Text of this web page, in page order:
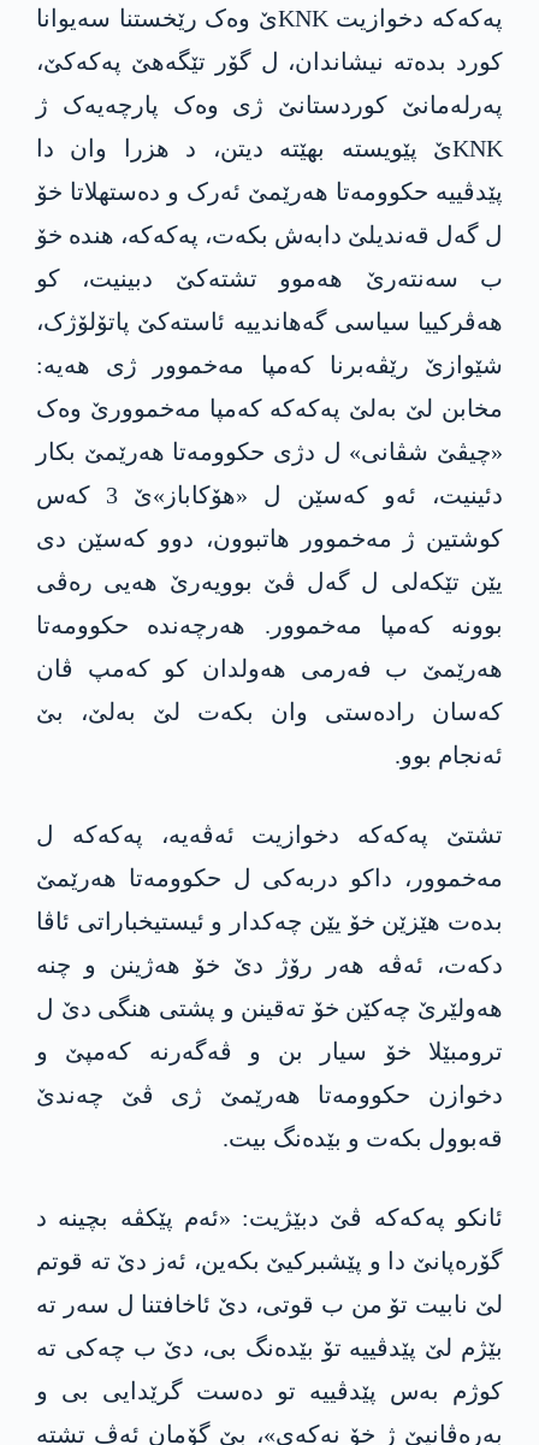
پەکەکە دخوازیت KNKێ وەک رێخستنا سەیوانا
کورد بدەتە نیشاندان، ل گۆر تێگەھێ په‌كه‌كێ،
پەرلەمانێ کوردستانێ ژی وەک پارچەیەک ژ
KNKێ پێویستە بهێتە دیتن، د ھزرا وان دا
پێدڤییه‌ حكوومه‌تا ھەرێمێ ئەرک و دەستھلاتا خۆ
ل گەل قەندیلێ دابەش بکەت، په‌كه‌كه‌، هندە خۆ
ب سەنتەرێ ھەموو تشتەکێ دبینیت، کو
ھەڤرکییا سیاسی گەهاندییە ئاستەکێ پاتۆلۆژک،
شێوازێ رێڤەبرنا کەمپا مه‌خموور ژی ھەیە:
مخابن لێ بەلێ په‌كه‌كه‌ کەمپا مه‌خموورێ وەک
«چیڤێ شڤانی» ل دژی حكوومه‌تا ھەرێمێ بکار
دئینیت، ئەو کەسێن ل «ھۆکاباز»ێ 3 کەس
کوشتین ژ مه‌خموور هاتبوون، دوو کەسێن دی
یێن تێکەلی ل گەل ڤێ بوویەرێ ھەیی رەڤی
بوونە کەمپا مه‌خموور. ھەرچەنده‌ حكوومه‌تا
ھەرێمێ ب فەرمی ھەولدان کو کەمپ ڤان
کەسان رادەستی وان بکەت لێ بەلێ، بێ
ئەنجام بوو.
تشتێ په‌كه‌كه‌ دخوازیت ئەڤەیە، په‌كه‌كه‌ ل
مەخموور، داکو دربەکی ل حكوومه‌تا ھەرێمێ
بدەت ھێزێن خۆ یێن چەکدار و ئیستیخباراتی ئاڤا
دکەت، ئەڤە ھەر رۆژ دێ خۆ ھەژینن و چنە
ھەولێرێ چەکێن خۆ تەقینن و پشتی هنگی دێ ل
ترومبێلا خۆ سیار بن و ڤەگەرنە کەمپێ و
دخوازن حكوومه‌تا ھەرێمێ ژی ڤێ چەندێ
قەبوول بکەت و بێدەنگ بیت.
ئانکو په‌كه‌كه‌ ڤێ دبێژیت: «ئەم پێکڤە بچینە د
گۆرەپانێ دا و پێشبرکیێ بکەین، ئەز دێ تە قوتم
لێ نابیت تۆ من ب قوتی، دێ ئاخافتنا ل سەر تە
بێژم لێ پێدڤییه‌ تۆ بێدەنگ بی، دێ ب چەکی تە
کوژم بەس پێدڤییە تو دەست گرێدایی بی و
بەرەڤانیێ ژ خۆ نەکەی»، بێ گۆمان ئەڤ تشتە